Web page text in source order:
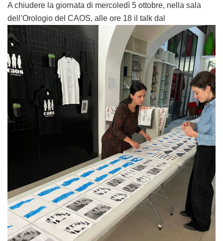
A chiudere la giornata di mercoledì 5 ottobre, nella sala
dell’Orologio del CAOS, alle ore 18 il talk dal